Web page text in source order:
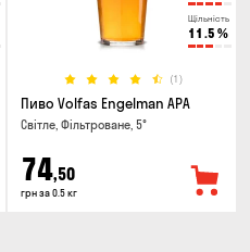
Щільність
11.5 %
(1)
Пиво Volfas Engelman APA
Світле, Фільтроване, 5°
74,50
грн за 0.5 кг